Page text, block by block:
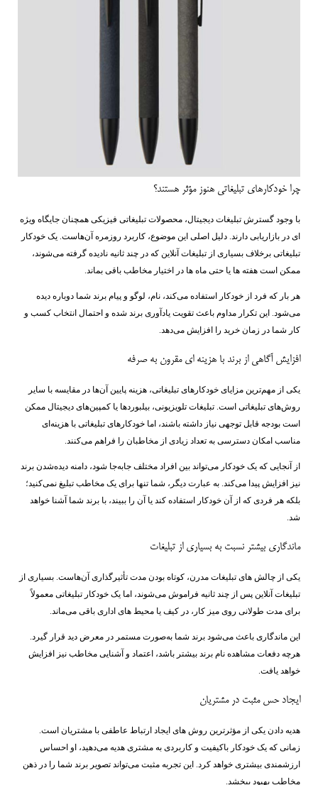
چرا خودکارهای تبلیغاتی هنوز مؤثر هستند؟
با وجود گسترش تبلیغات دیجیتال، محصولات تبلیغاتی فیزیکی همچنان جایگاه ویژه
‌ای در بازاریابی دارند. دلیل اصلی این موضوع، کاربرد روزمره آن‌هاست. یک خودکار
تبلیغاتی برخلاف بسیاری از تبلیغات آنلاین که در چند ثانیه نادیده گرفته می‌شوند،
ممکن است هفته ‌ها یا حتی ماه‌ ها در اختیار مخاطب باقی بماند.
هر بار که فرد از خودکار استفاده می‌کند، نام، لوگو و پیام برند شما دوباره دیده
می‌شود. این تکرار مداوم باعث تقویت یادآوری برند شده و احتمال انتخاب کسب ‌و
کار شما در زمان خرید را افزایش می‌دهد.
افزایش آگاهی از برند با هزینه ‌ای مقرون ‌به ‌صرفه
یکی از مهم‌ترین مزایای خودکارهای تبلیغاتی، هزینه پایین آن‌ها در مقایسه با سایر
روش‌های تبلیغاتی است. تبلیغات تلویزیونی، بیلبوردها یا کمپین‌های دیجیتال ممکن
است بودجه قابل توجهی نیاز داشته باشند، اما خودکارهای تبلیغاتی با هزینه‌ای
مناسب امکان دسترسی به تعداد زیادی از مخاطبان را فراهم می‌کنند.
از آنجایی که یک خودکار می‌تواند بین افراد مختلف جابه‌جا شود، دامنه دیده‌شدن برند
نیز افزایش پیدا می‌کند. به عبارت دیگر، شما تنها برای یک مخاطب تبلیغ نمی‌کنید؛
بلکه هر فردی که از آن خودکار استفاده کند یا آن را ببیند، با برند شما آشنا خواهد
شد.
ماندگاری بیشتر نسبت به بسیاری از تبلیغات
یکی از چالش ‌های تبلیغات مدرن، کوتاه بودن مدت تأثیرگذاری آن‌هاست. بسیاری از
تبلیغات آنلاین پس از چند ثانیه فراموش می‌شوند، اما یک خودکار تبلیغاتی معمولاً
برای مدت طولانی روی میز کار، در کیف یا محیط ‌های اداری باقی می‌ماند.
این ماندگاری باعث می‌شود برند شما به‌صورت مستمر در معرض دید قرار گیرد.
هرچه دفعات مشاهده نام برند بیشتر باشد، اعتماد و آشنایی مخاطب نیز افزایش
خواهد یافت.
ایجاد حس مثبت در مشتریان
هدیه دادن یکی از مؤثرترین روش ‌های ایجاد ارتباط عاطفی با مشتریان است.
زمانی که یک خودکار باکیفیت و کاربردی به مشتری هدیه می‌دهید، او احساس
ارزشمندی بیشتری خواهد کرد. این تجربه مثبت می‌تواند تصویر برند شما را در ذهن
مخاطب بهبود ببخشد.